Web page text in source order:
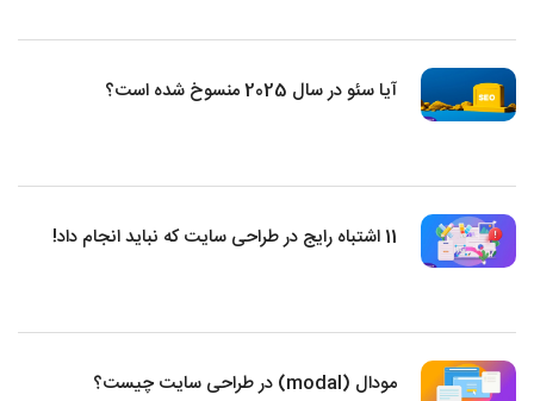
آیا سئو در سال 2025 منسوخ شده است؟
11 اشتباه رایج در طراحی سایت که نباید انجام داد!
مودال (modal) در طراحی سایت چیست؟